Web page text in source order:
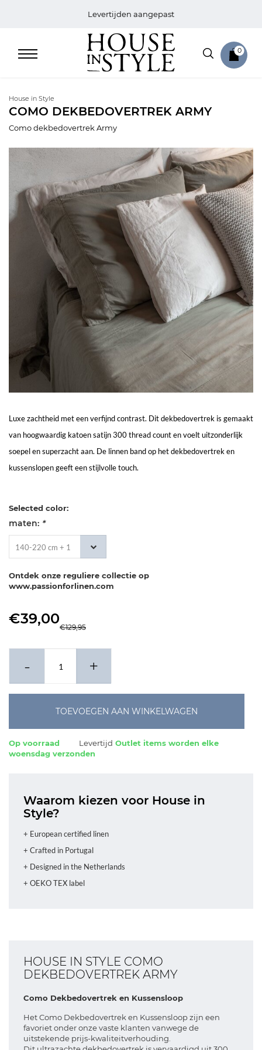
Levertijden aangepast
0
Bed
Sale
Account
House in Style
COMO DEKBEDOVERTREK ARMY
Como dekbedovertrek Army
Luxe zachtheid met een verfijnd contrast. Dit dekbedovertrek is gemaakt
van hoogwaardig katoen satijn 300 thread count en voelt uitzonderlijk
soepel en superzacht aan. De linnen band op het dekbedovertrek en
kussenslopen geeft een stijlvolle touch.
Selected color:
maten: *
140-220 cm + 1
x 60-70 cm
Ontdek onze reguliere collectie op
www.passionforlinen.com
€39,00
€129,95
- +
TOEVOEGEN AAN WINKELWAGEN
Op voorraad Levertijd Outlet items worden elke
woensdag verzonden
Waarom kiezen voor House in
Style?
+ European certified linen
+ Crafted in Portugal
+ Designed in the Netherlands
+ OEKO TEX label
HOUSE IN STYLE COMO
DEKBEDOVERTREK ARMY
Como Dekbedovertrek en Kussensloop
Het Como Dekbedovertrek en Kussensloop zijn een
favoriet onder onze vaste klanten vanwege de
uitstekende prijs-kwaliteitverhouding.